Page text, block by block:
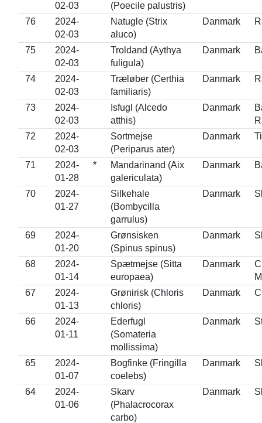
02-03
(Poecile palustris)
76
2024-
02-03
Natugle (Strix
aluco)
Danmark
75
2024-
02-03
Troldand (Aythya
fuligula)
Danmark
74
2024-
02-03
Træløber (Certhia
familiaris)
Danmark
73
2024-
02-03
Isfugl (Alcedo
atthis)
Danmark
72
2024-
02-03
Sortmejse
(Periparus ater)
Danmark
71
2024-
01-28
*
Mandarinand (Aix
galericulata)
Danmark
70
2024-
01-27
Silkehale
(Bombycilla
garrulus)
Danmark
69
2024-
01-20
Grønsisken
(Spinus spinus)
Danmark
68
2024-
01-14
Spætmejse (Sitta
europaea)
Danmark
67
2024-
01-13
Grønirisk (Chloris
chloris)
Danmark
66
2024-
01-11
Ederfugl
(Somateria
mollissima)
Danmark
65
2024-
01-07
Bogfinke (Fringilla
coelebs)
Danmark
64
2024-
01-06
Skarv
(Phalacrocorax
carbo)
Danmark